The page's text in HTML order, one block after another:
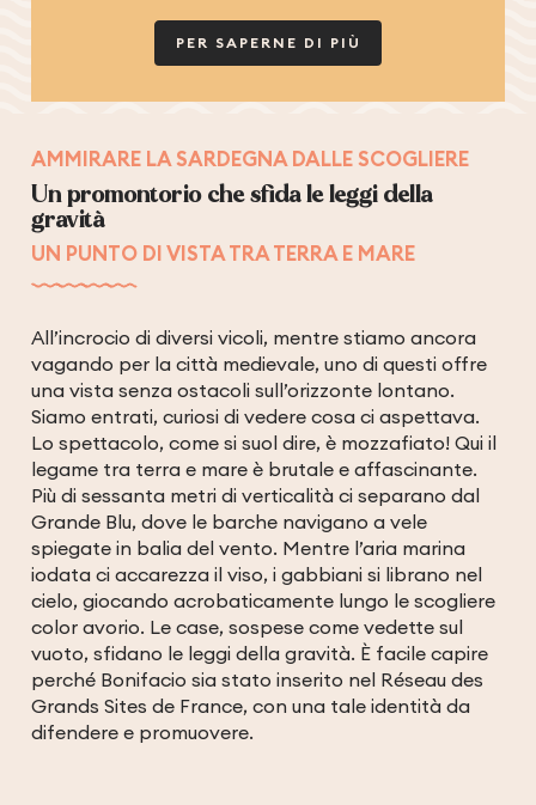
PER SAPERNE DI PIÙ
AMMIRARE LA SARDEGNA DALLE SCOGLIERE
Un promontorio che sfida le leggi della
gravità
UN PUNTO DI VISTA TRA TERRA E MARE
All’incrocio di diversi vicoli, mentre stiamo ancora
vagando per la città medievale, uno di questi offre
una vista senza ostacoli sull’orizzonte lontano.
Siamo entrati, curiosi di vedere cosa ci aspettava.
Lo spettacolo, come si suol dire, è mozzafiato! Qui il
legame tra terra e mare è brutale e affascinante.
Più di sessanta metri di verticalità ci separano dal
Grande Blu, dove le barche navigano a vele
spiegate in balia del vento. Mentre l’aria marina
iodata ci accarezza il viso, i gabbiani si librano nel
cielo, giocando acrobaticamente lungo le scogliere
color avorio. Le case, sospese come vedette sul
vuoto, sfidano le leggi della gravità. È facile capire
perché Bonifacio sia stato inserito nel Réseau des
Grands Sites de France, con una tale identità da
difendere e promuovere.